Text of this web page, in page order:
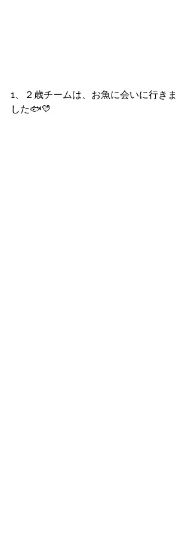
1、２歳チームは、お魚に会いに行きま
した🐟💛